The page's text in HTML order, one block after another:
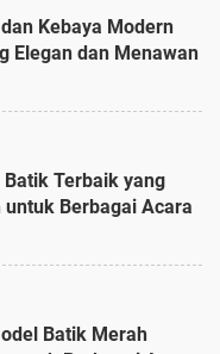
Kebaya Modern
Elegan dan Menawan
Terbaik yang
Berbagai Acara
Batik Merah